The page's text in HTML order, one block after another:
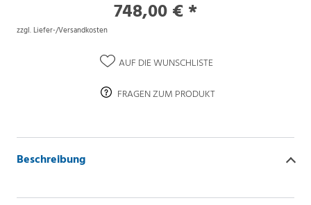
748,00 € *
zzgl. Liefer-/Versandkosten
AUF DIE WUNSCHLISTE
FRAGEN ZUM PRODUKT
Beschreibung